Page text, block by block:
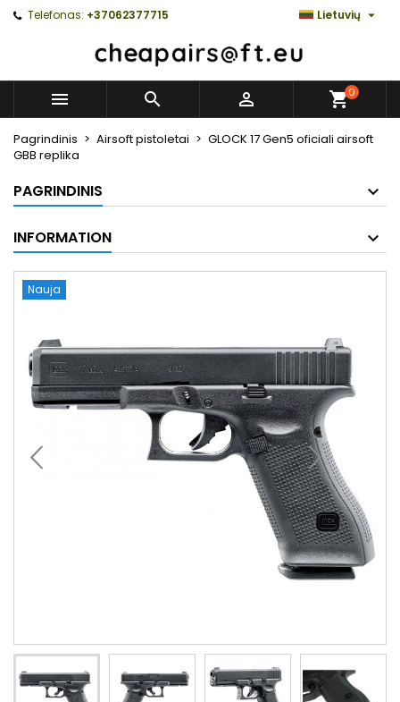
Telefonas: +37062377715 Lietuvių 
   0
Pagrindinis Airsoft pistoletai
GLOCK 17 Gen5 oficiali airsoft
GBB replika
PAGRINDINIS
INFORMATION
Nauja